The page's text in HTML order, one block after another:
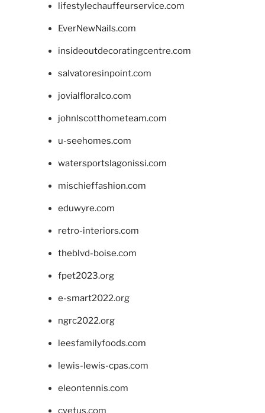
lifestylechauffeurservice.com
EverNewNails.com
insideoutdecoratingcentre.com
salvatoresinpoint.com
jovialfloralco.com
johnlscotthometeam.com
u-seehomes.com
watersportslagonissi.com
mischieffashion.com
eduwyre.com
retro-interiors.com
theblvd-boise.com
fpet2023.org
e-smart2022.org
ngrc2022.org
leesfamilyfoods.com
lewis-lewis-cpas.com
eleontennis.com
cyetus.com